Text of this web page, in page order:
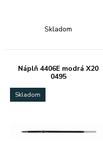
Skladom
Náplň 4406E modrá X20
0495
Skladom